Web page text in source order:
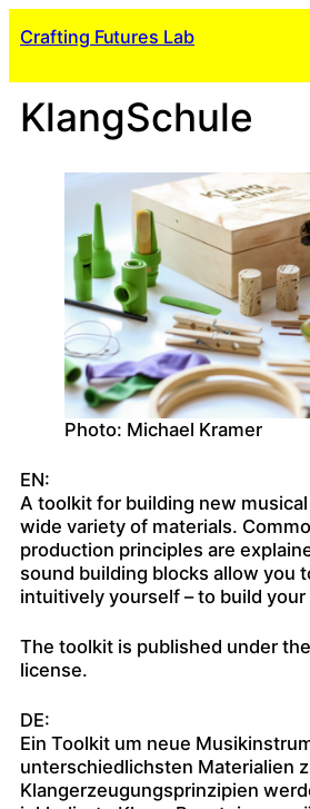
toCrafting Futures Lab
KlangSchule
Photo: Michael Kramer
EN:
A toolkit for building new
wide variety of materials.
production principles are
sound building blocks allow you
intuitively yourself – to build
The toolkit is published under the
license.
DE:
Ein Toolkit um neue
unterschiedlichsten Materialien
Klangerzeugungsprinzipien